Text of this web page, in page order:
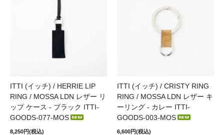
ITTI (イッチ) / HERRIE LIP
RING / MOSSA LDN レザー リ
ップ ケース - ブラック ITTI-
GOODS-077-MOS
8,250円(税込)
ITTI (イッチ) / CRISTY RING
RING / MOSSA LDN レザー キ
ーリング - カレー ITTI-
GOODS-003-MOS
6,600円(税込)